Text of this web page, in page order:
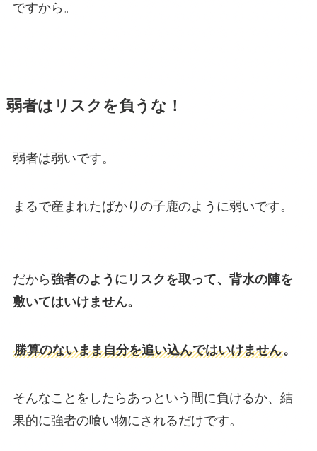
ですから。
弱者はリスクを負うな！
弱者は弱いです。
まるで産まれたばかりの子鹿のように弱いです。
だから強者のようにリスクを取って、背水の陣を
敷いてはいけません。
勝算のないまま自分を追い込んではいけません。
そんなことをしたらあっという間に負けるか、結
果的に強者の喰い物にされるだけです。